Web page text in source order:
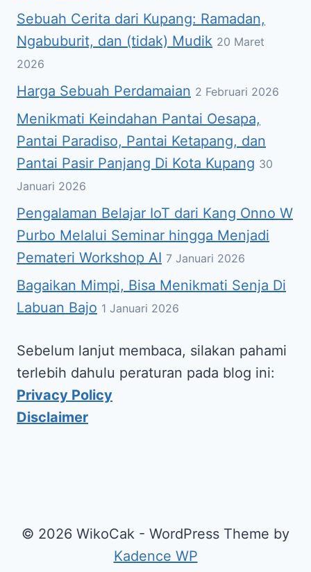
Sebuah Cerita dari Kupang: Ramadan,
Ngabuburit, dan (tidak) Mudik 20 Maret
2026
Harga Sebuah Perdamaian 2 Februari 2026
Menikmati Keindahan Pantai Oesapa,
Pantai Paradiso, Pantai Ketapang, dan
Pantai Pasir Panjang Di Kota Kupang 30
Januari 2026
Pengalaman Belajar IoT dari Kang Onno W
Purbo Melalui Seminar hingga Menjadi
Pemateri Workshop AI 7 Januari 2026
Bagaikan Mimpi, Bisa Menikmati Senja Di
Labuan Bajo 1 Januari 2026
Sebelum lanjut membaca, silakan pahami
terlebih dahulu peraturan pada blog ini:
Privacy Policy
Disclaimer
© 2026 WikoCak - WordPress Theme by
Kadence WP